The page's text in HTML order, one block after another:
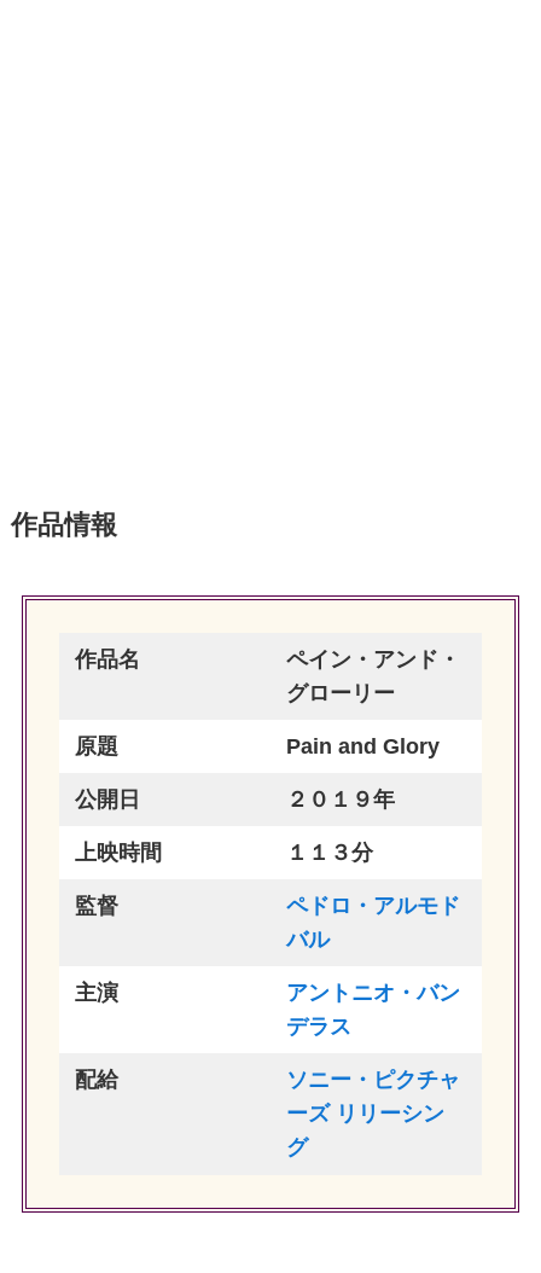
作品情報
作品名
ペイン・アンド・
グローリー
原題 Pain and Glory
公開日 ２０１９年
上映時間 １１３分
監督
ペドロ・アルモド
バル
主演
アントニオ・バン
デラス
配給
ソニー・ピクチャ
ーズ リリーシン
グ